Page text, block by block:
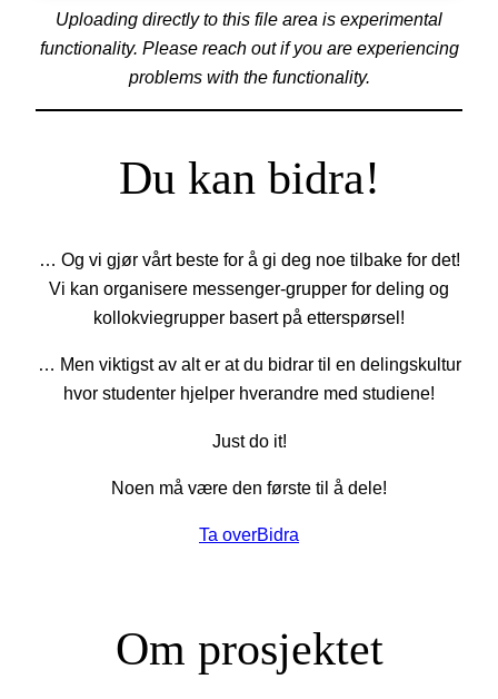
Uploading directly to this file area is experimental
functionality. Please reach out if you are experiencing
problems with the functionality.
Du kan bidra!
… Og vi gjør vårt beste for å gi deg noe tilbake for det!
Vi kan organisere messenger-grupper for deling og
kollokviegrupper basert på etterspørsel!
… Men viktigst av alt er at du bidrar til en delingskultur
hvor studenter hjelper hverandre med studiene!
Just do it!
Noen må være den første til å dele!
Ta overBidra
Om prosjektet